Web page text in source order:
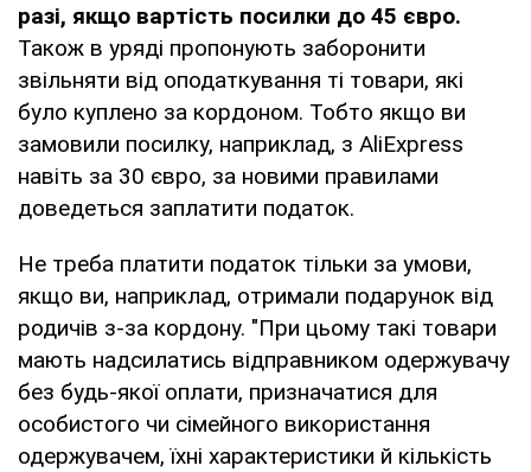
разі, якщо вартість посилки до 45 євро.
Також в уряді пропонують заборонити
звільняти від оподаткування ті товари, які
було куплено за кордоном. Тобто якщо ви
замовили посилку, наприклад, з AliExpress
навіть за 30 євро, за новими правилами
доведеться заплатити податок.
Не треба платити податок тільки за умови,
якщо ви, наприклад, отримали подарунок від
родичів з-за кордону. "При цьому такі товари
мають надсилатись відправником одержувачу
без будь-якої оплати, призначатися для
особистого чи сімейного використання
одержувачем, їхні характеристики й кількість